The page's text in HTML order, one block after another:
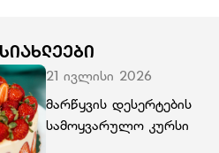
21 ივლისი 2026
მარწყვის დესერტების
სამოყვარულო კურსი